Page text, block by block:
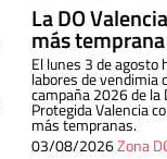
La DO
más
El lunes 3 de agosto
labores de vendimia
campaña 2026 de la
Protegida Valencia
más tempranas.
03/08/2026Zona